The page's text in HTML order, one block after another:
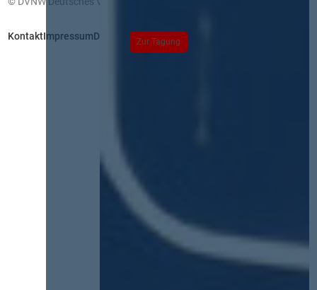
Zur Tagung
KontaktImpressumDatenschutz